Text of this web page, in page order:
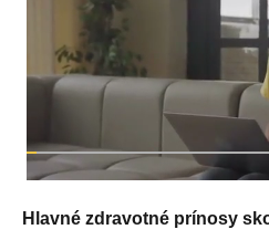
Hlavné zdravotné prínosy